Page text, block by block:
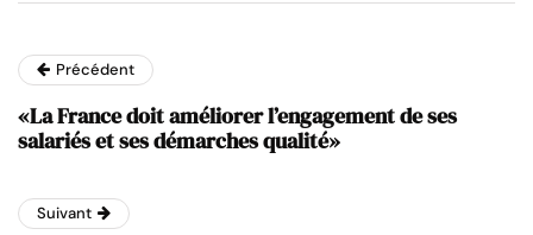
Précédent
«La France doit améliorer l’engagement de ses
salariés et ses démarches qualité»
Suivant